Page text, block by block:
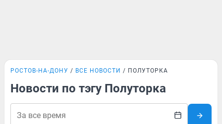
РОСТОВ-НА-ДОНУ ВСЕ НОВОСТИ ПОЛУТОРКА
Новости по тэгу Полуторка